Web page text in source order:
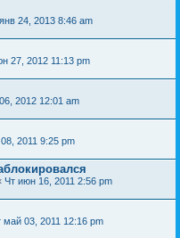
24, 2013 8:46 am
27, 2012 11:13 pm
2012 12:01 am
2011 9:25 pm
Чт июн 16, 2011 2:56 pm
май 03, 2011 12:16 pm